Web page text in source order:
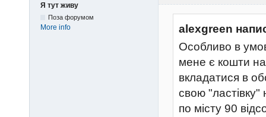
Я тут живу
Поза форумом
More info
alexgreen
Особливо в
мене є кошти
вкладатися в
свою "ластівку"
по місту 90